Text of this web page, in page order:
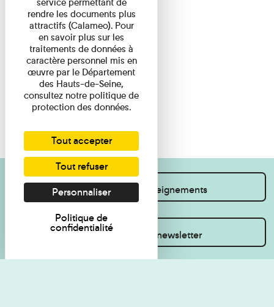
Je souhaite des renseignements
Inscrivez-vous à la newsletter
rendre les documents plus
attractifs (Calameo). Pour
en savoir plus sur les
traitements de données à
caractère personnel mis en
œuvre par le Département
des Hauts-de-Seine,
consultez notre politique de
protection des données.
Tout accepter
Tout refuser
Personnaliser
Politique de
confidentialité